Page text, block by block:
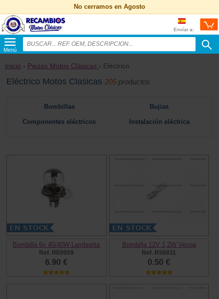
No cerramos en Agosto
Envíar a:
Menú
Inicio › Piezas Motos Clásicas › Eléctrico
Eléctrico Motos Clasicas205 productos
Bombillas Bujias
Componentes eléctricos Instalación eléctrica
Bombilla 6v 45/40W Lambretta
Ref. RE0059
6.90 €
Bombilla 12V 1,2W Vespa
Ref. RS0011
0.50 €